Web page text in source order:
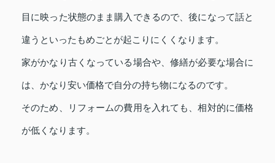
目に映った状態のまま購入できるので、後になって話と
違うといったもめごとが起こりにくくなります。
家がかなり古くなっている場合や、修繕が必要な場合に
は、かなり安い価格で自分の持ち物になるのです。
そのため、リフォームの費用を入れても、相対的に価格
が低くなります。